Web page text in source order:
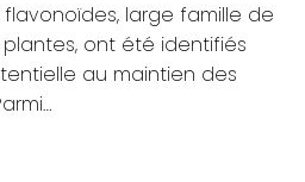
large famille de
ont été identifiés
au maintien des